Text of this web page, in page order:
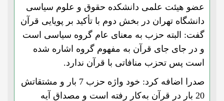
عضو هیئت علمی دانشکده حقوق و علوم سیاسی
دانشگاه تهران در بخش دوم با تأکید بر پویایی قرآن
گفت: البته حزب به معنای عام گروه سیاسی است
و در جای جای قرآن به مفهوم گروه اشاره شده
است پس تحزب منافاتی با قرآن ندارد.
صدرا اضافه کرد: خود واژه حزب 7 بار و مشتقاتش
20 بار در قرآن به‌کار رفته است و مصداق آیه